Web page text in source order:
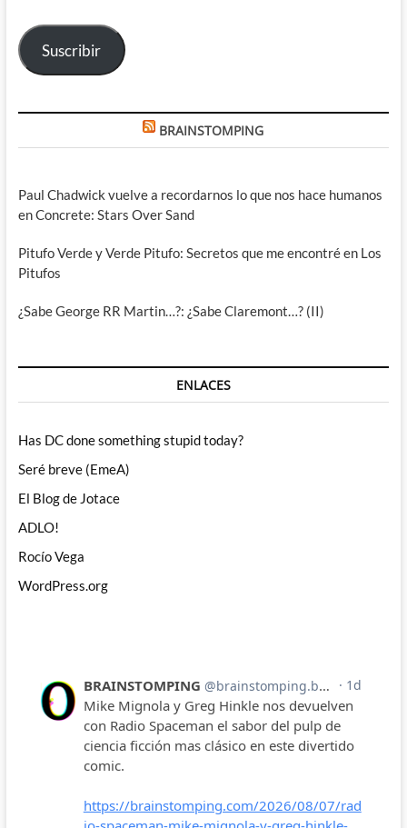
electrónico
Suscribir
BRAINSTOMPING
Paul Chadwick vuelve a recordarnos lo que nos hace humanos
en Concrete: Stars Over Sand
Pitufo Verde y Verde Pitufo: Secretos que me encontré en Los
Pitufos
¿Sabe George RR Martin…?: ¿Sabe Claremont…? (II)
ENLACES
Has DC done something stupid today?
Seré breve (EmeA)
El Blog de Jotace
ADLO!
Rocío Vega
WordPress.org